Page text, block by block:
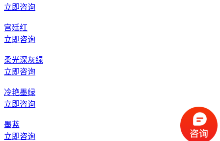
立即咨询
宫廷红
立即咨询
柔光深灰绿
立即咨询
冷艳墨绿
立即咨询
墨蓝
立即咨询